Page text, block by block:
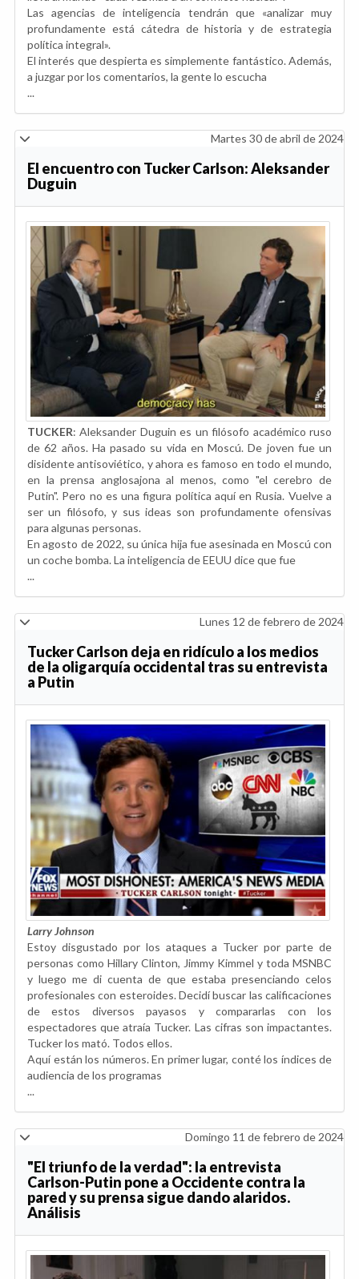
Las agencias de inteligencia tendrán que «analizar muy
profundamente está cátedra de historia y de estrategia
política integral».
El interés que despierta es simplemente fantástico. Además,
a juzgar por los comentarios, la gente lo escucha
...
Martes 30 de abril de 2024
El encuentro con Tucker Carlson: Aleksander
Duguin
TUCKER: Aleksander Duguin es un filósofo académico ruso
de 62 años. Ha pasado su vida en Moscú. De joven fue un
disidente antisoviético, y ahora es famoso en todo el mundo,
en la prensa anglosajona al menos, como "el cerebro de
Putin". Pero no es una figura política aquí en Rusia. Vuelve a
ser un filósofo, y sus ideas son profundamente ofensivas
para algunas personas.
En agosto de 2022, su única hija fue asesinada en Moscú con
un coche bomba. La inteligencia de EEUU dice que fue
...
Lunes 12 de febrero de 2024
Tucker Carlson deja en ridículo a los medios
de la oligarquía occidental tras su entrevista
a Putin
Larry Johnson
Estoy disgustado por los ataques a Tucker por parte de
personas como Hillary Clinton, Jimmy Kimmel y toda MSNBC
y luego me di cuenta de que estaba presenciando celos
profesionales con esteroides. Decidí buscar las calificaciones
de estos diversos payasos y compararlas con los
espectadores que atraía Tucker. Las cifras son impactantes.
Tucker los mató. Todos ellos.
Aquí están los números. En primer lugar, conté los índices de
audiencia de los programas
...
Domingo 11 de febrero de 2024
"El triunfo de la verdad": la entrevista
Carlson-Putin pone a Occidente contra la
pared y su prensa sigue dando alaridos.
Análisis